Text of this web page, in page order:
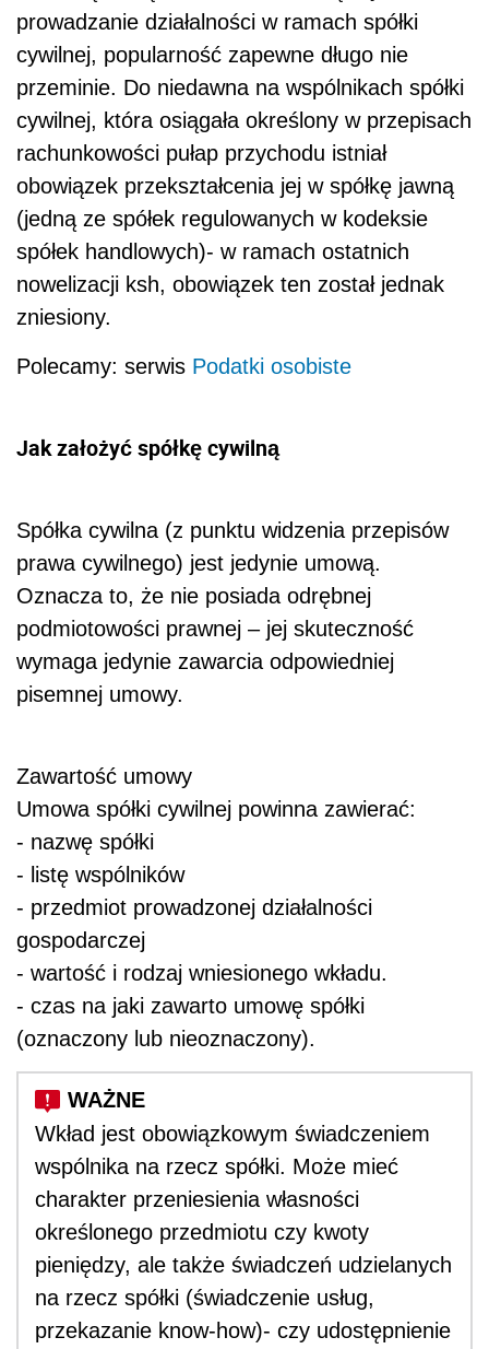
prowadzanie działalności w ramach spółki
cywilnej, popularność zapewne długo nie
przeminie. Do niedawna na wspólnikach spółki
cywilnej, która osiągała określony w przepisach
rachunkowości pułap przychodu istniał
obowiązek przekształcenia jej w spółkę jawną
(jedną ze spółek regulowanych w kodeksie
spółek handlowych)- w ramach ostatnich
nowelizacji ksh, obowiązek ten został jednak
zniesiony.
Polecamy: serwis Podatki osobiste
Jak założyć spółkę cywilną
Spółka cywilna (z punktu widzenia przepisów
prawa cywilnego) jest jedynie umową.
Oznacza to, że nie posiada odrębnej
podmiotowości prawnej – jej skuteczność
wymaga jedynie zawarcia odpowiedniej
pisemnej umowy.
Zawartość umowy
Umowa spółki cywilnej powinna zawierać:
- nazwę spółki
- listę wspólników
- przedmiot prowadzonej działalności
gospodarczej
- wartość i rodzaj wniesionego wkładu.
- czas na jaki zawarto umowę spółki
(oznaczony lub nieoznaczony).
Wkład jest obowiązkowym świadczeniem
wspólnika na rzecz spółki. Może mieć
charakter przeniesienia własności
określonego przedmiotu czy kwoty
pieniędzy, ale także świadczeń udzielanych
na rzecz spółki (świadczenie usług,
przekazanie know-how)- czy udostępnienie